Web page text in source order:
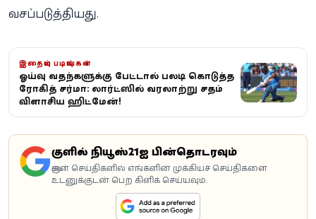
வசப்படுத்தியது.
இதையும் படியுங்கள்
ஓய்வு வதந்திகளுக்கு பேட்டால் பதிலடி கொடுத்த
ரோகித் சர்மா: லார்ட்ஸில் வரலாற்று சதம்
விளாசிய ஹிட்மேன்!
கூகுளில் நியூஸ்21ஐ பின்தொடரவும்
கூகுள் செய்திகளில் எங்களின் முக்கியச் செய்திகளை
உடனுக்குடன் பெற கிளிக் செய்யவும்.